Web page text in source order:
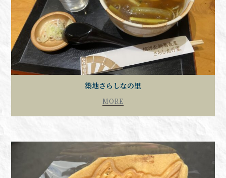
築地さらしなの里
MORE